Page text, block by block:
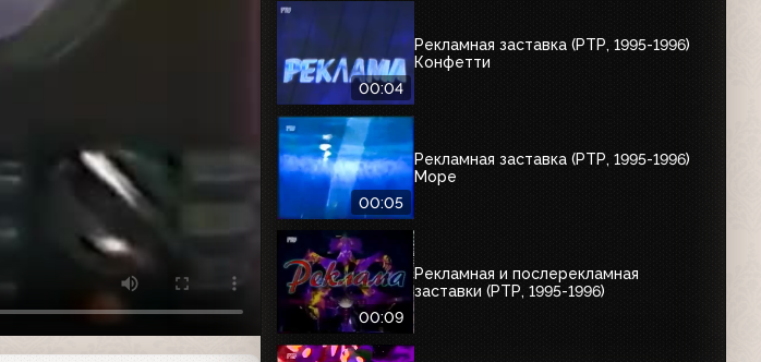
00:04
Рекламная заставка (РТР, 1995-1996)
Конфетти
00:05
Рекламная заставка (РТР, 1995-1996)
Море
00:09
Рекламная и послерекламная
заставки (РТР, 1995-1996)